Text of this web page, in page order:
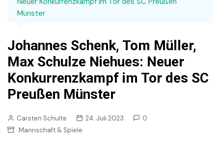
Münster
Johannes Schenk, Tom Müller,
Max Schulze Niehues: Neuer
Konkurrenzkampf im Tor des SC
Preußen Münster
Carsten Schulte 24. Juli 2023
0
Mannschaft & Spiele